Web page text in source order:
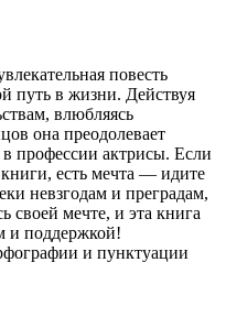
повесть
путь в жизни. Действуя
влюбляясь
она преодолевает
профессии актрисы. Если
есть мечта — идите
невзгодам и преградам,
своей мечте, и эта книга
и поддержкой!
и пунктуации